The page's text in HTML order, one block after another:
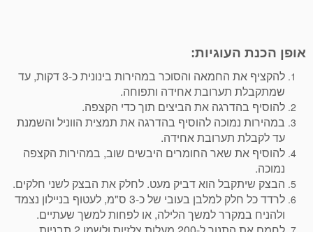
אופן הכנת העוגיות:
להקציף את החמאה והסוכר במהירות בינונית כ-3 דקות, עד
שמתקבלת תערובת אחידה ותפוחה.
להוסיף בהדרגה את הביצים תוך כדי הקצפה.
במהירות נמוכה להוסיף בהדרגה את תמצית הווניל והשמנת
עד לקבלת תערובת אחידה.
להוסיף את שאר החומרים היבשים שוב, במהירות הקצפה
נמוכה.
הבצק שיתקבל הוא דביק מעט. לחלק את הבצק לשני חלקים.
לרדד כל חלק למלבן בעובי של כ-3 ס"מ, לעטוף בניילון נצמד
ולהניח במקרר למשך הלילה, או לפחות למשך שעתיים.